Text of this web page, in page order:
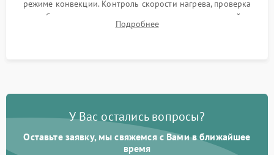
режиме конвекции. Контроль скорости нагрева, проверка
срабатывания термостата при достижении заданной
температуры и тест на отсутствие утечек тока.
Подробнее
У Вас остались вопросы?
Оставьте заявку, мы свяжемся с Вами в ближайшее
время